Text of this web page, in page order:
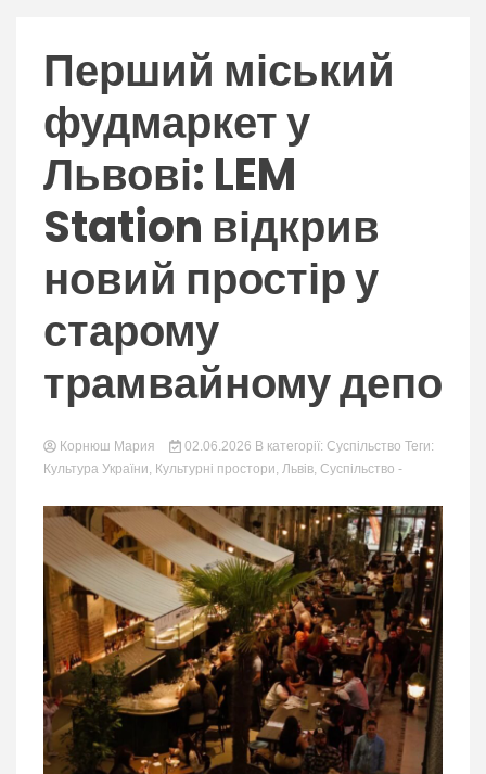
Перший міський
фудмаркет у
Львові: LEM
Station відкрив
новий простір у
старому
трамвайному депо
Корнюш Мария 02.06.2026 В категорії: Суспільство Теги:
Культура України, Культурні простори, Львів, Суспільство -